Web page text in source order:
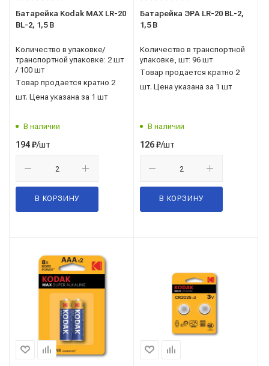
Батарейка Kodak MAX LR-20
BL-2, 1,5 В
Количество в упаковке/
транспортной упаковке: 2 шт
/ 100 шт
Товар продается кратно 2
шт. Цена указана за 1 шт
В наличии
194₽/шт
В КОРЗИНУ
Батарейка ЭРА LR-20 BL-2,
1,5 В
Количество в транспортной
упаковке, шт: 96 шт
Товар продается кратно 2
шт. Цена указана за 1 шт
В наличии
126₽/шт
В КОРЗИНУ